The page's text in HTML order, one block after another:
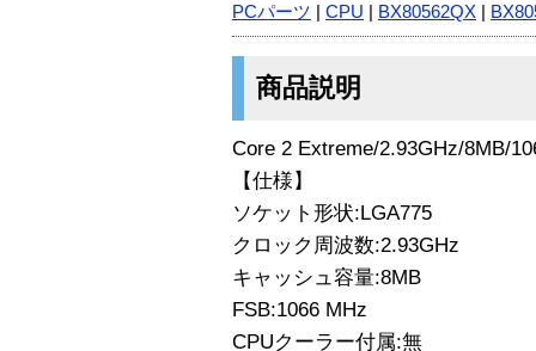
PCパーツ CPU BX80562QX
商品説明
Core 2 Extreme/2.93GHz/8MB/
【仕様】
ソケット形状:LGA775
クロック周波数:2.93GHz
キャッシュ容量:8MB
FSB:1066 MHz
CPUクーラー付属:無